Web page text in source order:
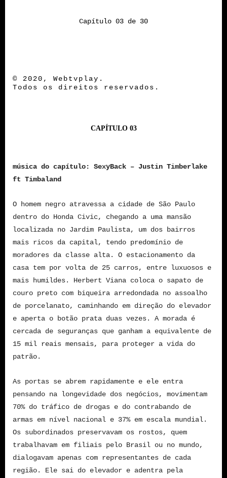
Capítulo 03 de 30
© 2020, Webtvplay.
Todos os direitos reservados.
CAPÍTULO 03
música do capítulo: SexyBack – Justin Timberlake
ft Timbaland
O homem negro atravessa a cidade de São Paulo
dentro do Honda Civic, chegando a uma mansão
localizada no Jardim Paulista, um dos bairros
mais ricos da capital, tendo predomínio de
moradores da classe alta. O estacionamento da
casa tem por volta de 25 carros, entre luxuosos e
mais humildes. Herbert Viana coloca o sapato de
couro preto com biqueira arredondada no assoalho
de porcelanato, caminhando em direção do elevador
e aperta o botão prata duas vezes. A morada é
cercada de seguranças que ganham a equivalente de
15 mil reais mensais, para proteger a vida do
patrão.
As portas se abrem rapidamente e ele entra
pensando na longevidade dos negócios, movimentam
70% do tráfico de drogas e do contrabando de
armas em nível nacional e 37% em escala mundial.
Os subordinados preservavam os rostos, quem
trabalhavam em filiais pelo Brasil ou no mundo,
dialogavam apenas com representantes de cada
região. Ele sai do elevador e adentra pela